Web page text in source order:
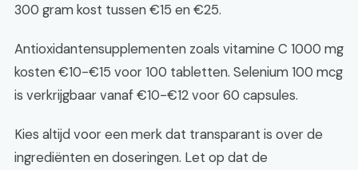
300 gram kost tussen €15 en €25.
Antioxidantensupplementen zoals vitamine C 1000 mg
kosten €10-€15 voor 100 tabletten. Selenium 100 mcg
is verkrijgbaar vanaf €10-€12 voor 60 capsules.
Kies altijd voor een merk dat transparant is over de
ingrediënten en doseringen. Let op dat de